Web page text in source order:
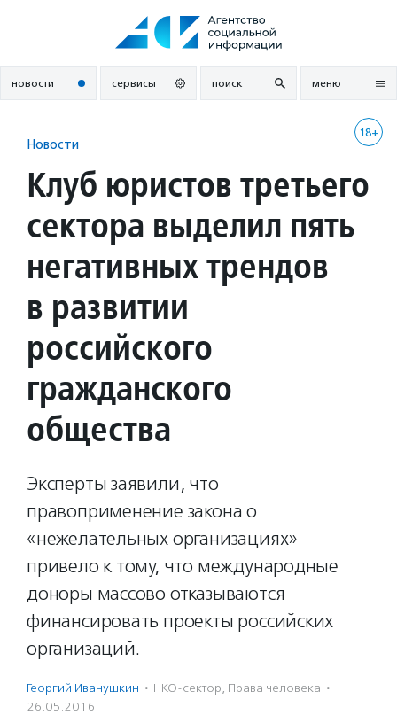
новости сервисы поиск меню
18+
Новости
Клуб юристов третьего
сектора выделил пять
негативных трендов
в развитии
российского
гражданского
общества
Эксперты заявили, что
правоприменение закона о
«нежелательных организациях»
привело к тому, что международные
доноры массово отказываются
финансировать проекты российских
организаций.
Георгий Иванушкин · НКО-сектор, Права человека ·
26.05.2016